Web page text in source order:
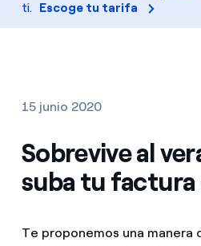
Luz
Gas
Empresas
Encuentra la tarifa que
Compara nuestras tarifas
Movilidad
PARA TI
Solar
ti. Escoge tu tarifa
15 junio 2020
Sobrevive al
suba tu factura
Te proponemos una manera